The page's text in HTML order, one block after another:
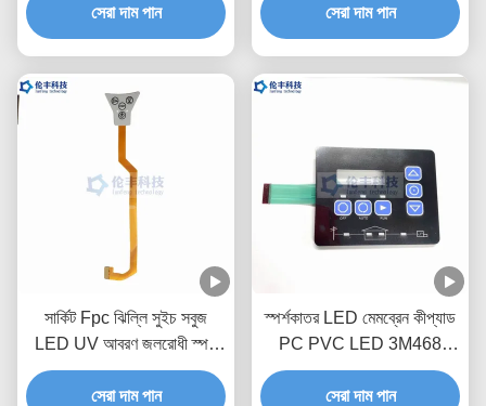
সেরা দাম পান
সেরা দাম পান
সার্কিট Fpc ঝিল্লি সুইচ সবুজ
LED UV আবরণ জলরোধী স্পর্শ
কীবোর্ড
সেরা দাম পান
স্পর্শকাতর LED মেমব্রেন কীপ্যাড
PC PVC LED 3M468
জলরোধী নমনীয় ঝিল্লি সুইচ
সেরা দাম পান